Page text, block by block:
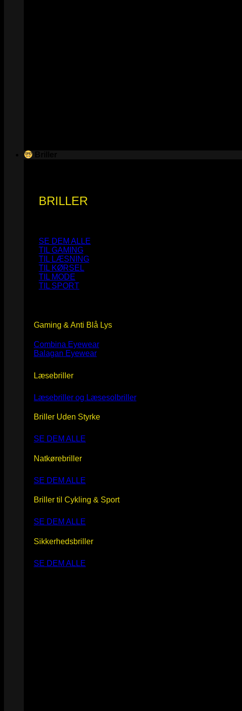
BRILLER
SE DEM ALLE
TIL GAMING
TIL LÆSNING
TIL KØRSEL
TIL MODE
TIL SPORT
Gaming & Anti Blå Lys
Combina Eyewear
Balagan Eyewear
Læsebriller
Læsebriller og Læsesolbriller
Briller Uden Styrke
SE DEM ALLE
Natkørebriller
SE DEM ALLE
Briller til Cykling & Sport
SE DEM ALLE
Sikkerhedsbriller
SE DEM ALLE